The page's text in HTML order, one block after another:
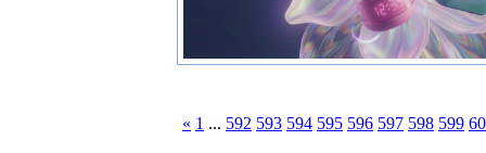
« 1 ... 592 593 594 595 596 597 598 599